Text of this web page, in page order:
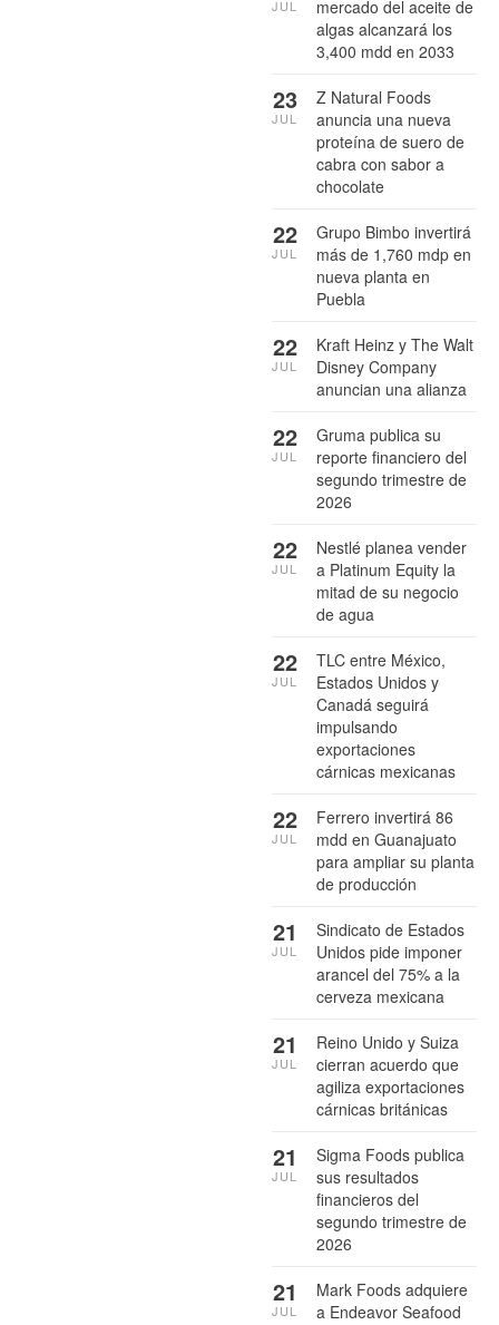
mercado del aceite de
algas alcanzará los
3,400 mdd en 2033
JUL
Z Natural Foods
anuncia una nueva
proteína de suero de
cabra con sabor a
chocolate
23
JUL
Grupo Bimbo invertirá
más de 1,760 mdp en
nueva planta en
Puebla
22
JUL
Kraft Heinz y The Walt
Disney Company
anuncian una alianza
22
JUL
Gruma publica su
reporte financiero del
segundo trimestre de
2026
22
JUL
Nestlé planea vender
a Platinum Equity la
mitad de su negocio
de agua
22
JUL
TLC entre México,
Estados Unidos y
Canadá seguirá
impulsando
exportaciones
cárnicas mexicanas
22
JUL
Ferrero invertirá 86
mdd en Guanajuato
para ampliar su planta
de producción
22
JUL
Sindicato de Estados
Unidos pide imponer
arancel del 75% a la
cerveza mexicana
21
JUL
Reino Unido y Suiza
cierran acuerdo que
agiliza exportaciones
cárnicas británicas
21
JUL
Sigma Foods publica
sus resultados
financieros del
segundo trimestre de
2026
21
JUL
Mark Foods adquiere
a Endeavor Seafood
21
JUL